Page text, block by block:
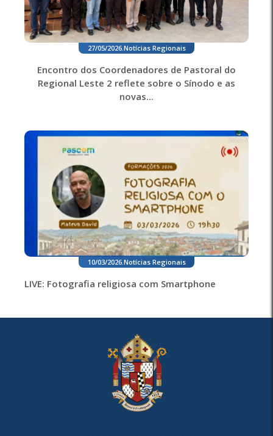
27/05/2026. Notícias Regionais
Encontro dos Coordenadores de Pastoral do
Regional Leste 2 reflete sobre o Sínodo e as
novas...
10/03/2026. Notícias Regionais
LIVE: Fotografia religiosa com Smartphone